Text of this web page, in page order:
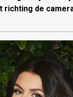
richting de